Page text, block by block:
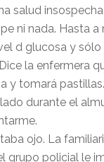
salud
ni nada. Hasta
d glucosa y sólo
la enfermera
y tomará
durante el
ojo. La
grupo policial le